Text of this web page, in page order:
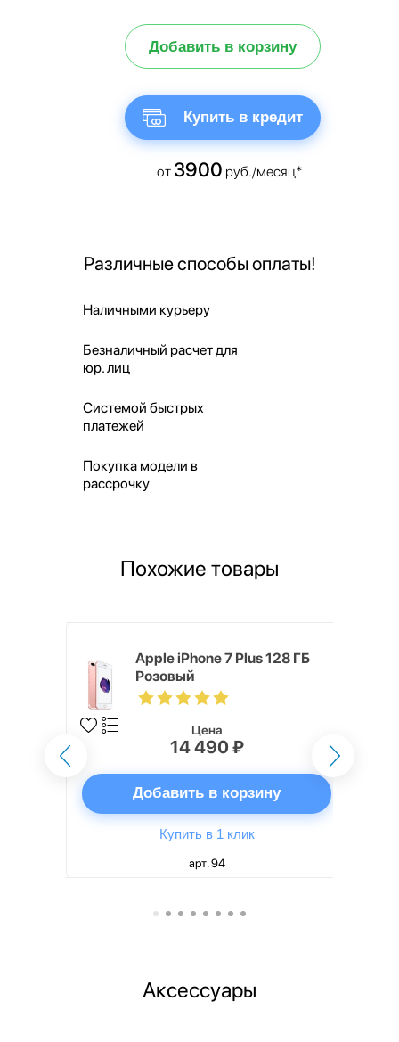
Добавить в корзину
Купить в кредит
от 3900 руб./месяц*
Различные способы оплаты!
Наличными курьеру
Безналичный расчет для
юр. лиц
Системой быстрых
платежей
Покупка модели в
рассрочку
Похожие товары
Apple iPhone 7 Plus 128 ГБ
Розовый
Цена
14 490 ₽
Добавить в корзину
Купить в 1 клик
арт. 94
Аксессуары